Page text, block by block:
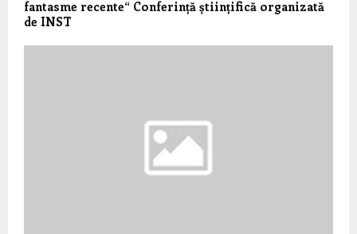
fantasme recente“ Conferință științifică organizată
de INST